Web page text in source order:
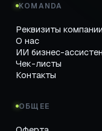
KOMANDA
Реквизиты компании
О нас
ИИ бизнес-
Чек-листы
Контакты
ОБЩЕЕ